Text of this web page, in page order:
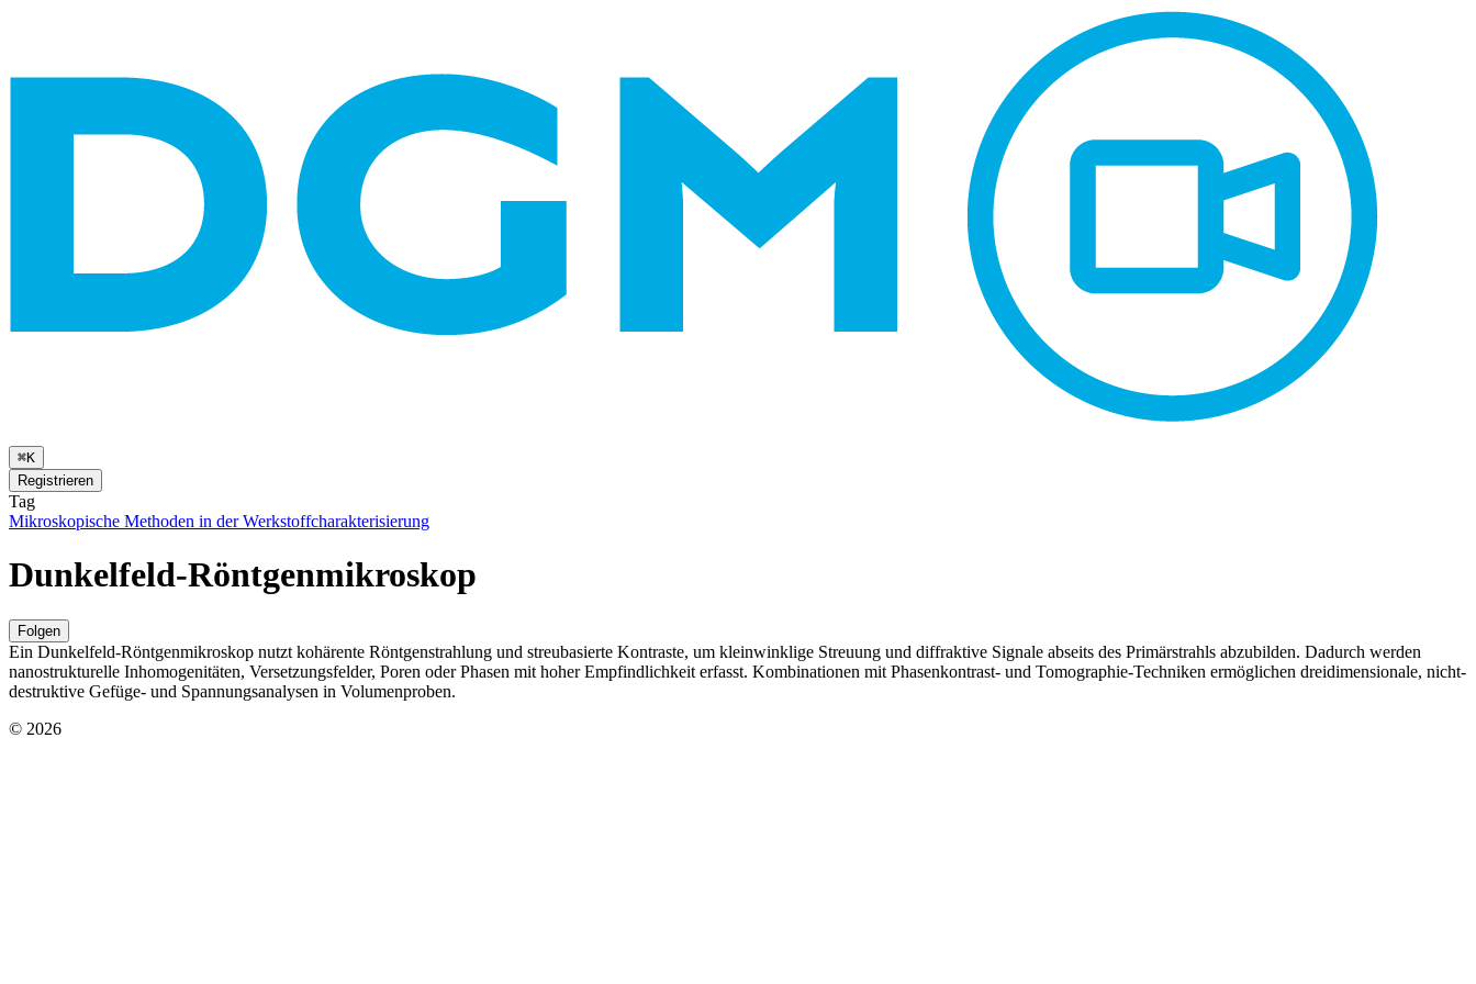
⌘K
Registrieren
Tag
Mikroskopische Methoden in der Werkstoffcharakterisierung
Dunkelfeld-Röntgenmikroskop
Folgen
Ein Dunkelfeld-Röntgenmikroskop nutzt kohärente Röntgenstrahlung und streubasierte Kontraste, um kleinwinklige Streuung und diffraktive Signale abseits des Primärstrahls abzubilden. Dadurch werden
nanostrukturelle Inhomogenitäten, Versetzungsfelder, Poren oder Phasen mit hoher Empfindlichkeit erfasst. Kombinationen mit Phasenkontrast- und Tomographie-Techniken ermöglichen dreidimensionale, nicht-
destruktive Gefüge- und Spannungsanalysen in Volumenproben.
© 2026